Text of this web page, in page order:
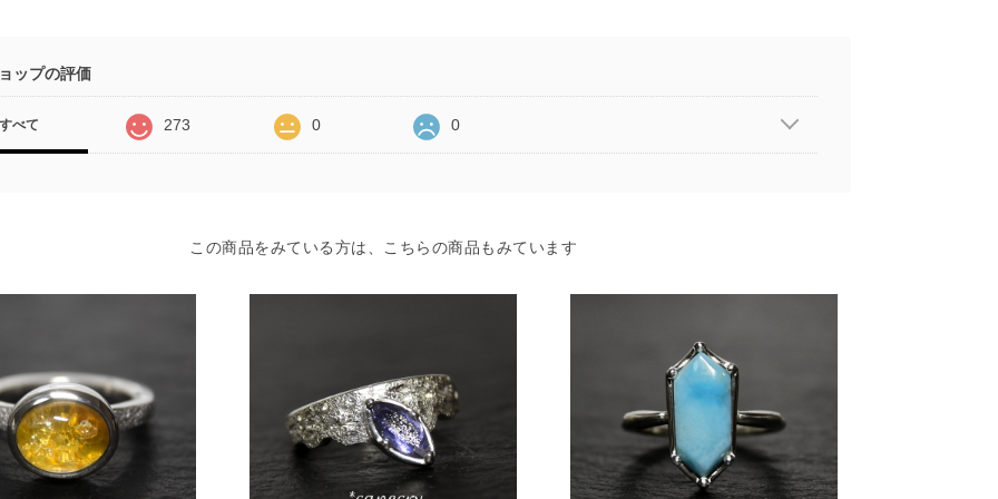
ップの評価
べて 273 0 0
この商品をみている方は、こちらの商品もみています